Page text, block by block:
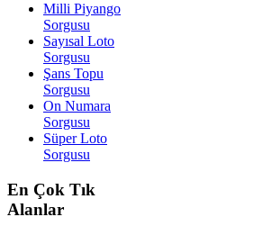
Milli Piyango
Sorgusu
Sayısal Loto
Sorgusu
Şans Topu
Sorgusu
On Numara
Sorgusu
Süper Loto
Sorgusu
En Çok Tık
Alanlar